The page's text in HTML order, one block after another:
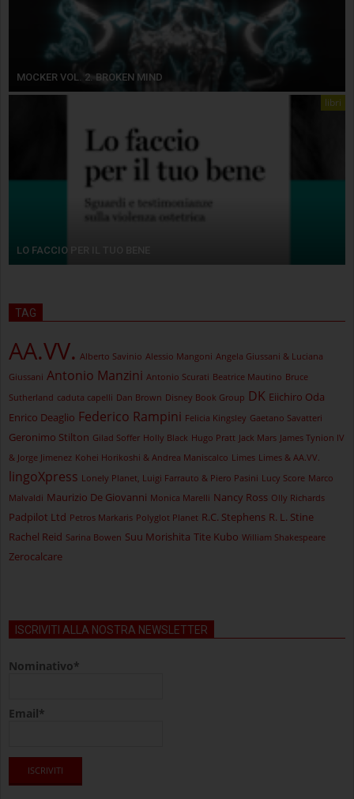
MOCKER VOL. 2. BROKEN MIND
libri
LO FACCIO PER IL TUO BENE
TAG
AA.VV. Alberto Savinio Alessio Mangoni Angela Giussani & Luciana
Giussani Antonio Manzini Antonio Scurati Beatrice Mautino Bruce
Sutherland caduta capelli Dan Brown Disney Book Group DK Eiichiro Oda
Enrico Deaglio Federico Rampini Felicia Kingsley Gaetano Savatteri
Geronimo Stilton Gilad Soffer Holly Black Hugo Pratt Jack Mars James Tynion IV
& Jorge Jimenez Kohei Horikoshi & Andrea Maniscalco Limes Limes & AA.VV.
lingoXpress Lonely Planet, Luigi Farrauto & Piero Pasini Lucy Score Marco
Malvaldi Maurizio De Giovanni Monica Marelli Nancy Ross Olly Richards
Padpilot Ltd Petros Markaris Polyglot Planet R.C. Stephens R. L. Stine
Rachel Reid Sarina Bowen Suu Morishita Tite Kubo William Shakespeare
Zerocalcare
ISCRIVITI ALLA NOSTRA NEWSLETTER
Nominativo*
Email*